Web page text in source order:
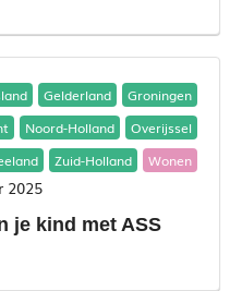
Gelderland
Groningen
Noord-Holland
Overijssel
Zuid-Holland Wonen
2025
je kind met ASS